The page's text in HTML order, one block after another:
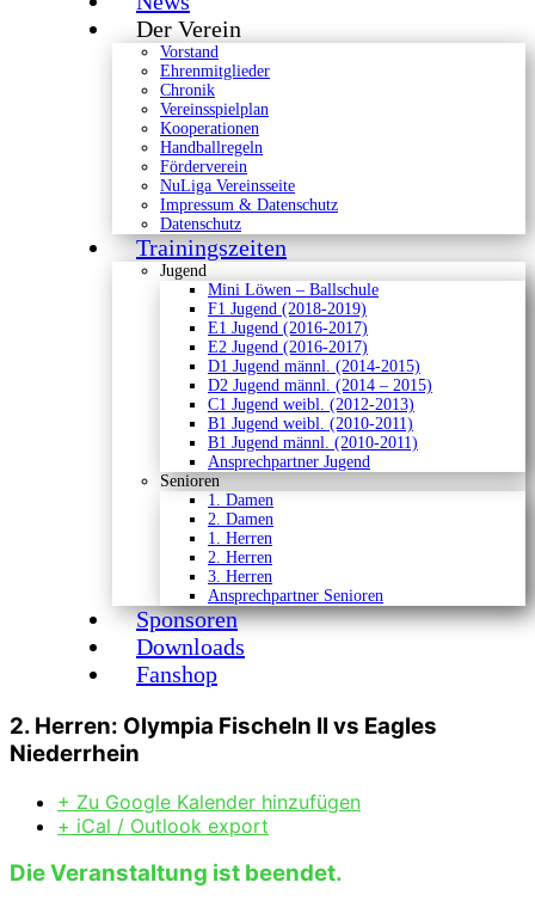
Der Verein
Vorstand
Ehrenmitglieder
Chronik
Vereinsspielplan
Kooperationen
Handballregeln
Förderverein
NuLiga Vereinsseite
Impressum & Datenschutz
Datenschutz
Trainingszeiten
Jugend
Mini Löwen – Ballschule
F1 Jugend (2018-2019)
E1 Jugend (2016-2017)
E2 Jugend (2016-2017)
D1 Jugend männl. (2014-2015)
D2 Jugend männl. (2014 – 2015)
C1 Jugend weibl. (2012-2013)
B1 Jugend weibl. (2010-2011)
B1 Jugend männl. (2010-2011)
Ansprechpartner Jugend
Senioren
1. Damen
2. Damen
1. Herren
2. Herren
3. Herren
Ansprechpartner Senioren
Sponsoren
Downloads
Fanshop
2. Herren: Olympia Fischeln II vs Eagles
Niederrhein
+ Zu Google Kalender hinzufügen
+ iCal / Outlook export
Die Veranstaltung ist beendet.